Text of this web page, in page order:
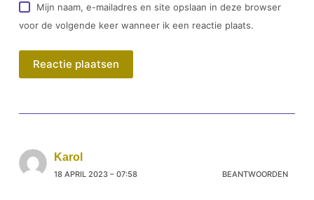
Mijn naam, e-mailadres en site opslaan in deze browser
voor de volgende keer wanneer ik een reactie plaats.
Reactie plaatsen
Karol
18 APRIL 2023 – 07:58 BEANTWOORDEN